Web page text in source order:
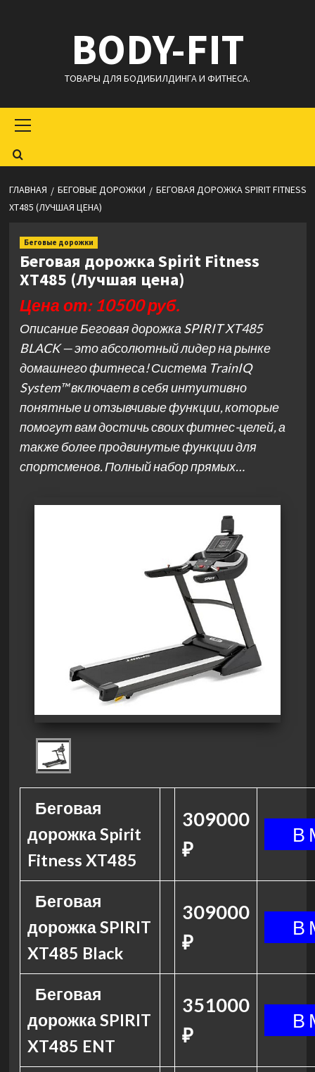
BODY-FIT
ТОВАРЫ ДЛЯ БОДИБИЛДИНГА И ФИТНЕСА.
меню
ГЛАВНАЯ БЕГОВЫЕ ДОРОЖКИ
БЕГОВАЯ ДОРОЖКА SPIRIT FITNESS
XT485 (ЛУЧШАЯ ЦЕНА)
Беговые дорожки
Беговая дорожка Spirit Fitness
XT485 (Лучшая цена)
Цена от: 10500 руб.
Описание Беговая дорожка SPIRIT XT485
BLACK — это абсолютный лидер на рынке
домашнего фитнеса! Система TrainIQ
System™ включает в себя интуитивно
понятные и отзывчивые функции, которые
помогут вам достичь своих фитнес-целей, а
также более продвинутые функции для
спортсменов. Полный набор прямых…
Беговая
дорожка Spirit
Fitness XT485
309000
₽
Беговая
дорожка SPIRIT
XT485 Black
309000
₽
Беговая
дорожка SPIRIT
XT485 ENT
351000
₽